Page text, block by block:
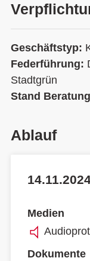
Geschäftstyp:
Federführung:
Stadtgrün
Stand
Ablauf
Medien
Dokumente